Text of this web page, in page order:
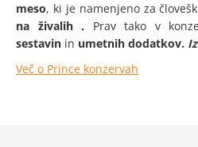
meso, ki je namenjeno za
na živalih . Prav tako v
sestavin in umetnih dodatkov.
Več o Prince konzervah